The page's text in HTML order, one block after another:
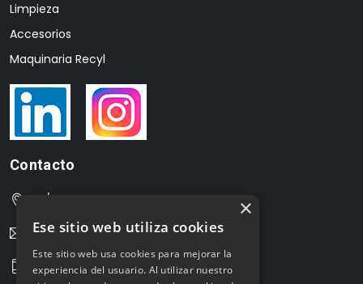
Limpieza
Accesorios
Maquinaria Recyl
Contacto
C/Cuzco 26-28 Nau 5, 08016 Barcelona
info@dglux.es
Tel. 933.871.747
×
Ese sitio web utiliza cookies
Este sitio web usa cookies para mejorar la
experiencia del usuario. Al utilizar nuestro